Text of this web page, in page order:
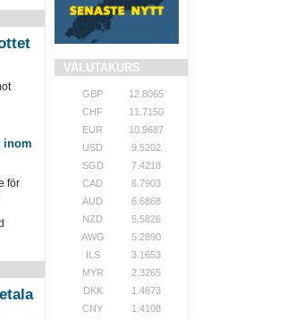
inom
för
VALUTAKURS
GBP
12.8065
CHF
11.7150
EUR
10.9687
USD
9.5202
SGD
7.4218
CAD
6.7903
AUD
6.6868
NZD
5.5826
AWG
5.2890
ILS
3.1653
MYR
2.3265
DKK
1.4673
CNY
1.4108